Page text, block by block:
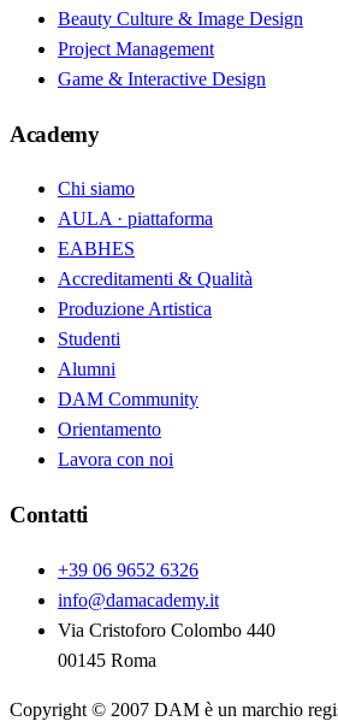
Beauty Culture & Image Design
Project Management
Game & Interactive Design
Academy
Chi siamo
AULA · piattaforma
EABHES
Accreditamenti & Qualità
Produzione Artistica
Studenti
Alumni
DAM Community
Orientamento
Lavora con noi
Contatti
+39 06 9652 6326
info@damacademy.it
Via Cristoforo Colombo 440
00145 Roma
Copyright © 2007 DAM è un marchio